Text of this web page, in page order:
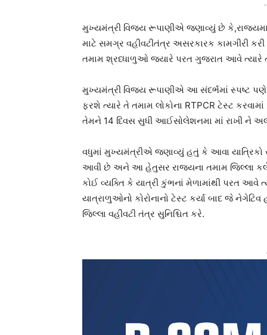
મુખ્યમંત્રી વિજય રૂપાણીએ જણાવ્યું છે
માટે સમગ્ર વહીવટીતંત્ર અસરકારક કામગીરી
તમામ શ્રધ્ધાળુઓ જ્યારે પરત ગુજરાત આવે ત્યારે
મુખ્યમંત્રી વિજય રૂપાણીએ આ સંદર્ભમાં સ્પષ્ટ
ફરશે ત્યારે તે તમામ લોકોના RTPCR ટેસ્ટ
તેમને 14 દિવસ સુધી આઈસોલેશનમા માં રાખી ને
વધુમાં મુખ્યમંત્રીએ જણાવ્યું હતું કે આવા યાત્રિકો
આવી છે અને આ હેતુસર રાજ્યના તમામ જિલ્લા
કોઈ વ્યક્તિ કે યાત્રી કુંભનાં મેળામાંથી પરત આવે
યાત્રાળુઓનો કોરોનાનો ટેસ્ટ કર્યા બાદ જે
જિલ્લા વહીવટી તંત્ર સુનિશ્ચિત કરે.